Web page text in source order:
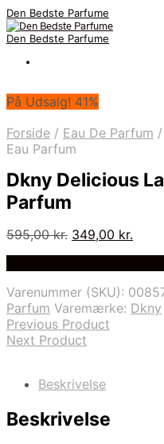
Den Bedste Parfume
Den Bedste Parfume
På Udsalg! 41%
Forside / Eau De Parfum /
Eau Parfum
Dkny Delicious
Parfum
595,00kr. Den
595,00 kr..
349,00 kr.
Varenummer (SKU):
Parfum Varemærke: Dkny
Previous Product
Next Product
Beskrivelse
Beskrivelse